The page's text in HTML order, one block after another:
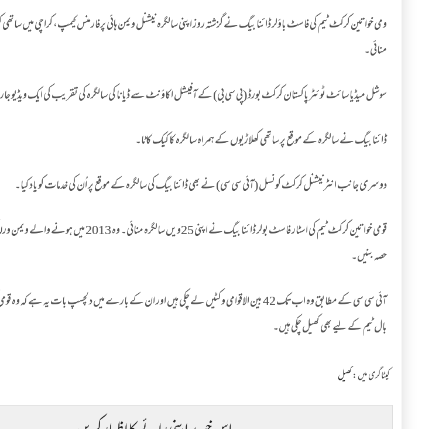
ومی خواتین کرکٹ ٹیم کی فاسٹ باؤلر ڈائنا بیگ نے گزشتہ روز اپنی سالگرہ نیشنل ویمن ہائی پرفارمنس کیمپ، کراچی میں
منائی۔
سوشل میڈیا سائٹ ٹوئٹر پاکستان کرکٹ بورڈ (پی سی بی) کے آفیشل اکاؤنٹ سے ڈیانا کی سالگرہ کی تقریب کی ایک ویڈیو
ڈائنا بیگ نے سالگرہ کے موقع پر ساتھی کھلاڑیوں کے ہمراہ سالگرہ کا کیک کاٹا۔
دوسری جانب انٹرنیشنل کرکٹ کونسل (آئی سی سی) نے بھی ڈائنا بیگ کی سالگرہ کے موقع پر اُن کی خدمات کو یاد کیا۔
قومی خواتین کرکٹ ٹیم کی اسٹار فاسٹ بولر ڈائنا بیگ نے اپنی 25ویں
حصہ بنیں۔
آئی سی سی کے مطابق وہ اب تک 42 بین الاقوامی وکٹیں لے چکی ہیں اور ان کے بارے میں دلچسپ بات یہ ہے
بال ٹیم کے لیے بھی کھیل چکی ہیں۔
کیٹاگری میں :کھیل